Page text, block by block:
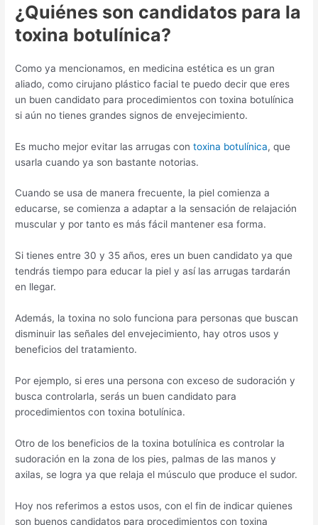
¿Quiénes son candidatos para la
toxina botulínica?
Como ya mencionamos, en medicina estética es un gran
aliado, como cirujano plástico facial te puedo decir que eres
un buen candidato para procedimientos con toxina botulínica
si aún no tienes grandes signos de envejecimiento.
Es mucho mejor evitar las arrugas contoxina botulínica, que
usarla cuando ya son bastante notorias.
Cuando se usa de manera frecuente, la piel comienza a
educarse, se comienza a adaptar a la sensación de relajación
muscular y por tanto es más fácil mantener esa forma.
Si tienes entre 30 y 35 años, eres un buen candidato ya que
tendrás tiempo para educar la piel y así las arrugas tardarán
en llegar.
Además, la toxina no solo funciona para personas que buscan
disminuir las señales del envejecimiento, hay otros usos y
beneficios del tratamiento.
Por ejemplo, si eres una persona con exceso de sudoración y
busca controlarla, serás un buen candidato para
procedimientos con toxina botulínica.
Otro de los beneficios de la toxina botulínica es controlar la
sudoración en la zona de los pies, palmas de las manos y
axilas, se logra ya que relaja el músculo que produce el sudor.
Hoy nos referimos a estos usos, con el fin de indicar quienes
son buenos candidatos para procedimientos con toxina